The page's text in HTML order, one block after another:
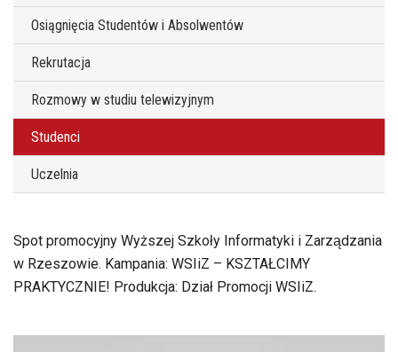
Osiągnięcia Studentów i Absolwentów
Rekrutacja
Rozmowy w studiu telewizyjnym
Studenci
Uczelnia
Spot promocyjny Wyższej Szkoły Informatyki i Zarządzania
w Rzeszowie. Kampania: WSIiZ – KSZTAŁCIMY
PRAKTYCZNIE! Produkcja: Dział Promocji WSIiZ.